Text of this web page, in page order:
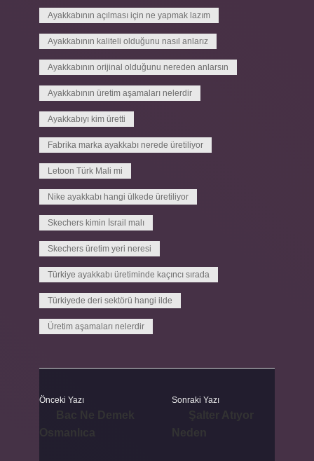
Ayakkabının açılması için ne yapmak lazım
Ayakkabının kaliteli olduğunu nasıl anlarız
Ayakkabının orijinal olduğunu nereden anlarsın
Ayakkabının üretim aşamaları nelerdir
Ayakkabıyı kim üretti
Fabrika marka ayakkabı nerede üretiliyor
Letoon Türk Mali mi
Nike ayakkabı hangi ülkede üretiliyor
Skechers kimin İsrail malı
Skechers üretim yeri neresi
Türkiye ayakkabı üretiminde kaçıncı sırada
Türkiyede deri sektörü hangi ilde
Üretim aşamaları nelerdir
Önceki Yazı Sonraki Yazı